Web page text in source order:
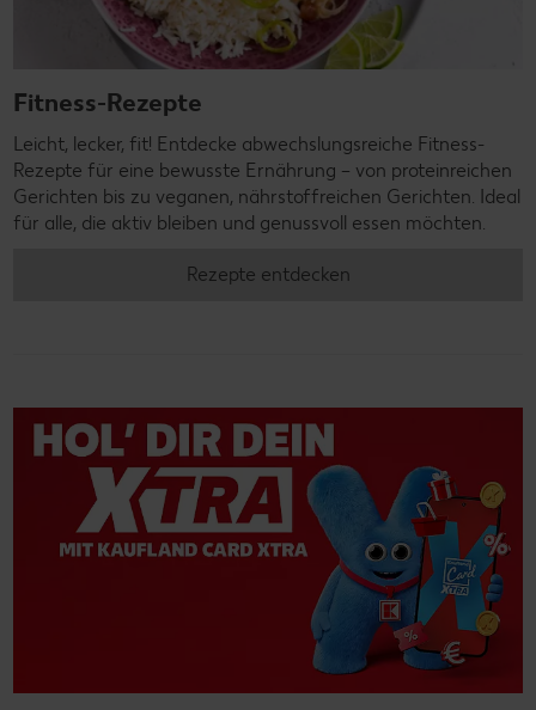
Fitness-Rezepte
Leicht, lecker, fit! Entdecke abwechslungsreiche Fitness-
Rezepte für eine bewusste Ernährung – von proteinreichen
Gerichten bis zu veganen, nährstoffreichen Gerichten. Ideal
für alle, die aktiv bleiben und genussvoll essen möchten.
Rezepte entdecken